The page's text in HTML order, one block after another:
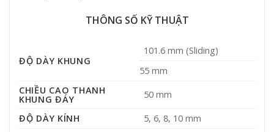
THÔNG SỐ KỸ THUẬT
ĐỘ DÀY KHUNG
101.6 mm (Sliding)
55 mm
CHIỀU CAO THANH
KHUNG ĐÁY 50 mm
ĐỘ DÀY KÍNH 5, 6, 8, 10 mm